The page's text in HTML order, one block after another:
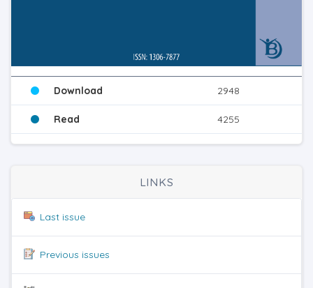
Download 2948
Read 4255
LINKS
Last issue
Previous issues